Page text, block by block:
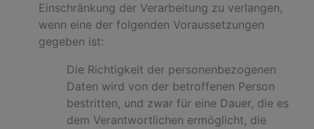
Einschränkung der Verarbeitung zu verlangen,
wenn eine der folgenden Voraussetzungen
gegeben ist:
Die Richtigkeit der personenbezogenen
Daten wird von der betroffenen Person
bestritten, und zwar für eine Dauer, die es
dem Verantwortlichen ermöglicht, die